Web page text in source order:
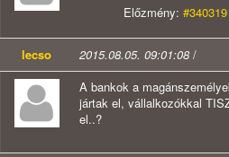
Előzmény:
lecso 2015.08.05. 09:01:08 /
A bankok a
jártak el, vállalkozókkal
el..?